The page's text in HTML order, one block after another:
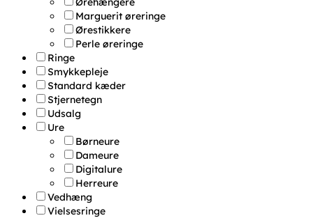
Marguerit øreringe
Ørestikkere
Perle øreringe
Ringe
Smykkepleje
Standard kæder
Stjernetegn
Udsalg
Ure
Børneure
Dameure
Digitalure
Herreure
Vedhæng
Vielsesringe